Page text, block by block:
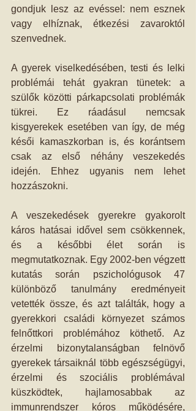
gondjuk lesz az evéssel: nem esznek
vagy elhíznak, étkezési zavaroktól
szenvednek.
A gyerek viselkedésében, testi és lelki
problémái tehát gyakran tünetek: a
szülők közötti párkapcsolati problémák
tükrei. Ez ráadásul nemcsak
kisgyerekek esetében van így, de még
késői kamaszkorban is, és korántsem
csak az első néhány veszekedés
idején. Ehhez ugyanis nem lehet
hozzászokni.
A veszekedések gyerekre gyakorolt
káros hatásai idővel sem csökkennek,
és a későbbi élet során is
megmutatkoznak. Egy 2002-ben végzett
kutatás során pszichológusok 47
különböző tanulmány eredményeit
vetették össze, és azt találták, hogy a
gyerekkori családi környezet számos
felnőttkori problémához köthető. Az
érzelmi bizonytalanságban felnövő
gyerekek társaiknál több egészségügyi,
érzelmi és szociális problémával
küszködtek, hajlamosabbak az
immunrendszer kóros működésére,